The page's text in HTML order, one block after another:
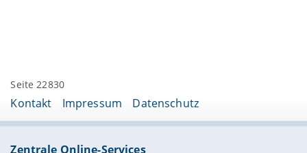
Seite 22830
Kontakt Impressum Datenschutz
Zentrale Online-Services